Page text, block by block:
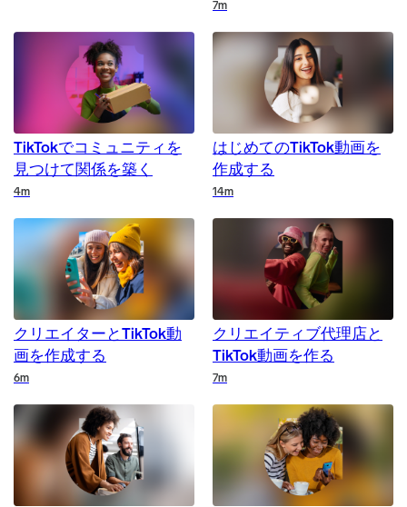
7m
TikTokでコミュニティを
見つけて関係を築く
Duration
4m
はじめてのTikTok動画を
作成する
Duration 14m
クリエイターとTikTok動
画を作成する
Duration
6m
クリエイティブ代理店と
TikTok動画を作る
Duration 7m